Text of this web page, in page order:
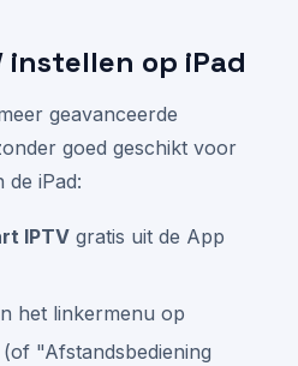
instellen op iPad
geavanceerde
goed geschikt voor
de iPad:
IPTV gratis uit de App
het linkermenu op
(of "Afstandsbediening